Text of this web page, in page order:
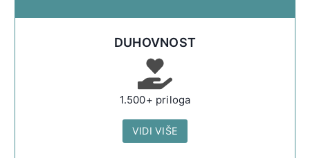
DUHOVNOST
1.500+ priloga
VIDI VIŠE